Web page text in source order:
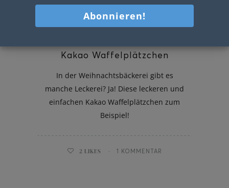
Kakao Waffelplätzchen
In der Weihnachtsbäckerei gibt es
manche Leckerei? Ja! Diese leckeren und
einfachen Kakao Waffelplätzchen zum
Beispiel!
2 LIKES 1 KOMMENTAR